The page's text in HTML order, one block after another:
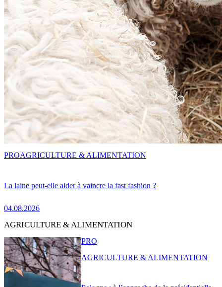
La laine peut-elle aider à vaincre la fast fashion ?
04.08.2026
PROAGRICULTURE & ALIMENTATION
AGRICULTURE & ALIMENTATION
PRO
AGRICULTURE & ALIMENTATION